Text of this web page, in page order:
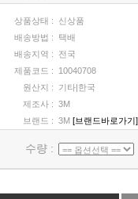
상품상태 :
신상품
배송방법 :
택배
배송지역 :
전국
제품코드 :
10040708
원산지 :
기타|한국
제조사 : 3M
브랜드 : 3M [브랜드바로가기]
수량 :